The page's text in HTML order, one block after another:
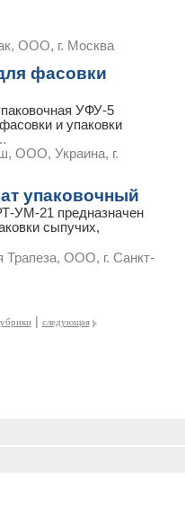
ООО, г. Москва
фасовки
УФУ-5
и упаковки
ООО, Украина, г.
упаковочный
УМ-21 предназначен
сыпучих,
Трапеза, ООО, г. Санкт-
| следующая